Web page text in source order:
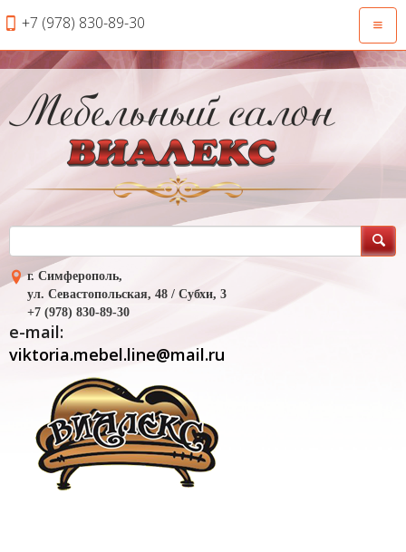
+7 (978) 830-89-30
г. Симферополь,
ул. Севастопольская, 48 / Субхи, 3
+7 (978) 830-89-30
e-mail:
viktoria.mebel.line@mail.ru